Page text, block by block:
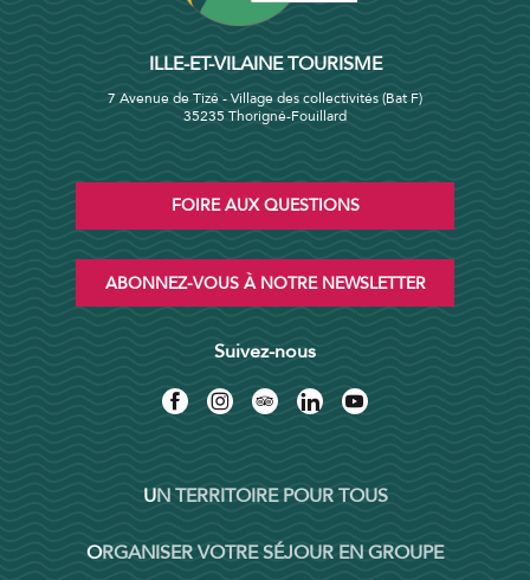
ILLE-ET-VILAINE TOURISME
7 Avenue de Tizé - Village des collectivités (Bat F)
35235 Thorigné-Fouillard
FOIRE AUX QUESTIONS
ABONNEZ-VOUS À NOTRE NEWSLETTER
Suivez-nous
UN TERRITOIRE POUR TOUS
ORGANISER VOTRE SÉJOUR EN GROUPE